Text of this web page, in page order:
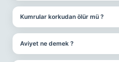
Kumrular korkudan ölür mü ?
Aviyet ne demek ?